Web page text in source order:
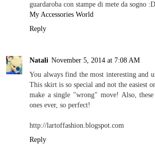
guardaroba con stampe di mete da sogno :D
My Accessories World
Reply
Natali November 5, 2014 at 7:08 AM
You always find the most interesting and
This skirt is so special and not the easiest
make a single "wrong" move! Also, these
ones ever, so perfect!
http://lartoffashion.blogspot.com
Reply